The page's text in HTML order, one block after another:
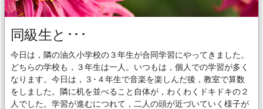
同級生と･･･
今日は，隣の油久小学校の３年生が合同学習にやってきました。
どちらの学校も，３年生は一人。いつもは，個人での学習が多く
なります。今日は，３･４年生で音楽を楽しんだ後，教室で算数
をしました。隣に机を並べること自体が，わくわくドキドキの２
人でした。学習が進むにつれて，二人の頭が近づいていく様子が